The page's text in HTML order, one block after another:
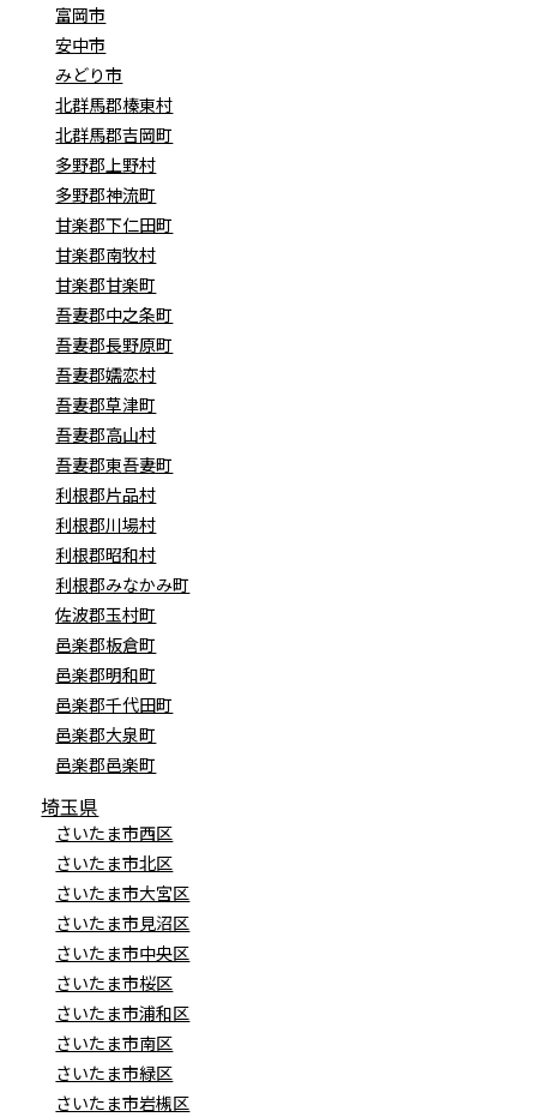
富岡市
安中市
みどり市
北群馬郡榛東村
北群馬郡吉岡町
多野郡上野村
多野郡神流町
甘楽郡下仁田町
甘楽郡南牧村
甘楽郡甘楽町
吾妻郡中之条町
吾妻郡長野原町
吾妻郡嬬恋村
吾妻郡草津町
吾妻郡高山村
吾妻郡東吾妻町
利根郡片品村
利根郡川場村
利根郡昭和村
利根郡みなかみ町
佐波郡玉村町
邑楽郡板倉町
邑楽郡明和町
邑楽郡千代田町
邑楽郡大泉町
邑楽郡邑楽町
埼玉県
さいたま市西区
さいたま市北区
さいたま市大宮区
さいたま市見沼区
さいたま市中央区
さいたま市桜区
さいたま市浦和区
さいたま市南区
さいたま市緑区
さいたま市岩槻区